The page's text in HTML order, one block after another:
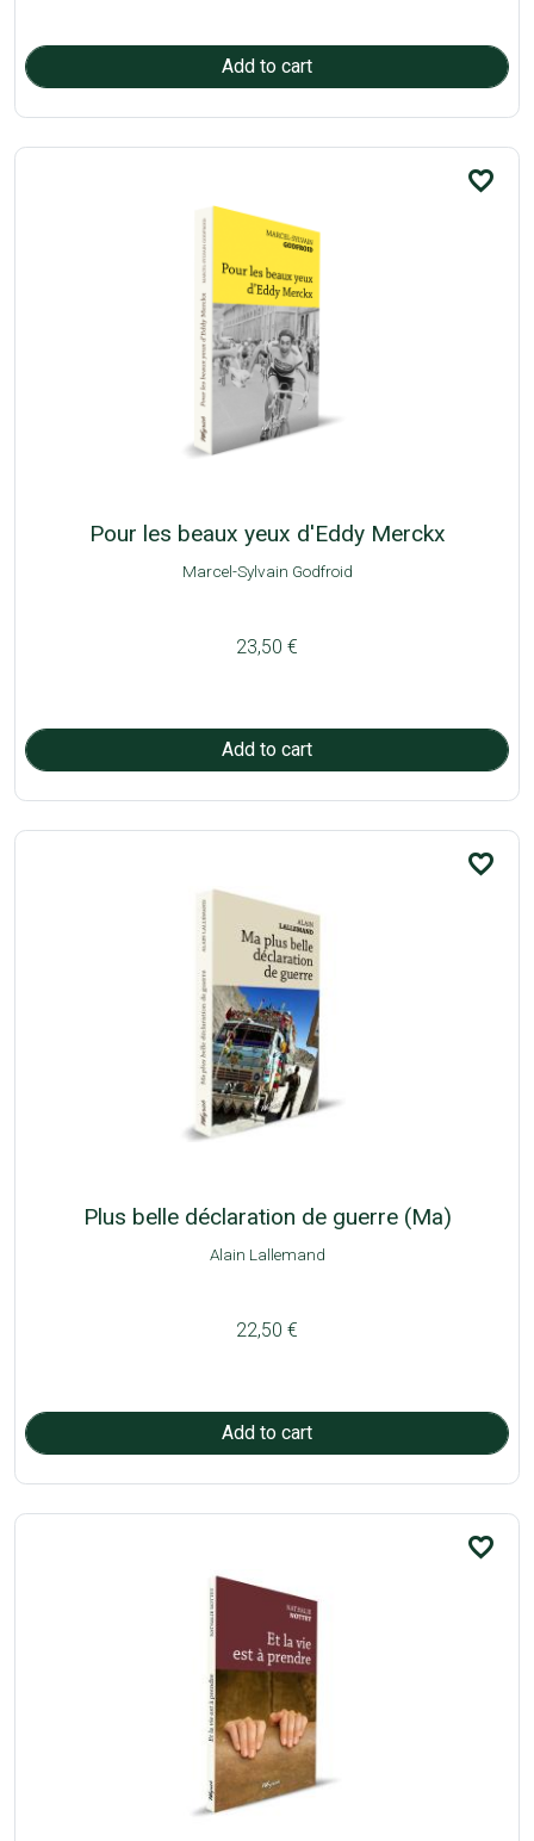
favorite_border
Pour les beaux yeux d'Eddy Merckx
Marcel-Sylvain Godfroid
23,50 €
favorite_border
Plus belle déclaration de guerre (Ma)
Alain Lallemand
22,50 €
favorite_border